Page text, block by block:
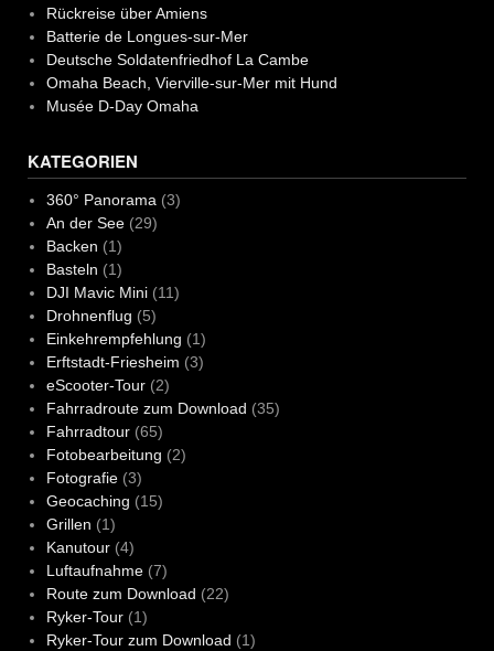
Rückreise über Amiens
Batterie de Longues-sur-Mer
Deutsche Soldatenfriedhof La Cambe
Omaha Beach, Vierville-sur-Mer mit Hund
Musée D-Day Omaha
KATEGORIEN
360° Panorama (3)
An der See(29)
Backen (1)
Basteln (1)
DJI Mavic Mini(11)
Drohnenflug (5)
Einkehrempfehlung (1)
Erftstadt-Friesheim (3)
eScooter-Tour(2)
Fahrradroute zum Download (35)
Fahrradtour(65)
Fotobearbeitung (2)
Fotografie(3)
Geocaching (15)
Grillen (1)
Kanutour(4)
Luftaufnahme(7)
Route zum Download (22)
Ryker-Tour(1)
Ryker-Tour zum Download (1)